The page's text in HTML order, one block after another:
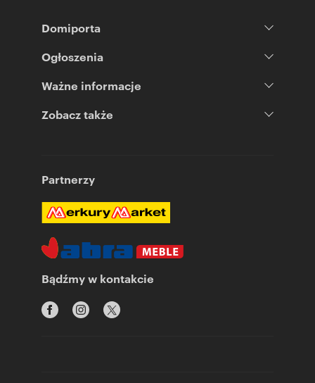
Domiporta
Ogłoszenia
Ważne informacje
Zobacz także
Partnerzy
Bądźmy w kontakcie